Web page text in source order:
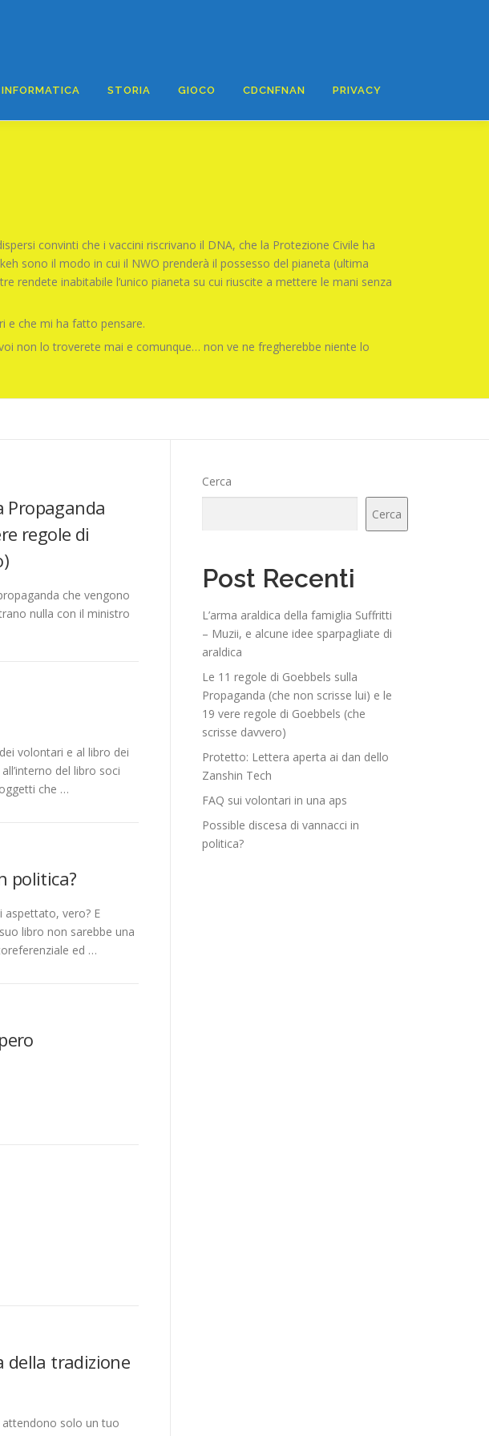
INFORMATICA STORIA GIOCO CDCNFNAN PRIVACY
convinti che i vaccini riscrivano il DNA, che la Protezione Civile ha
sono il modo in cui il NWO prenderà il possesso del pianeta (ultima
rendete inabitabile l’unico pianeta su cui riuscite a mettere le mani senza
e che mi ha fatto pensare.
non lo troverete mai e comunque… non ve ne fregherebbe niente lo
Propaganda
regole di
che vengono
nulla con il ministro
volontari e al libro dei
del libro soci
che …
politica?
aspettato, vero? E
libro non sarebbe una
ed …
della tradizione
solo un tuo
Cerca
Cerca
Post Recenti
L’arma araldica della famiglia Suffritti
– Muzii, e alcune idee sparpagliate di
araldica
Le 11 regole di Goebbels sulla
Propaganda (che non scrisse lui) e le
19 vere regole di Goebbels (che
scrisse davvero)
Protetto: Lettera aperta ai dan dello
Zanshin Tech
FAQ sui volontari in una aps
Possible discesa di vannacci in
politica?